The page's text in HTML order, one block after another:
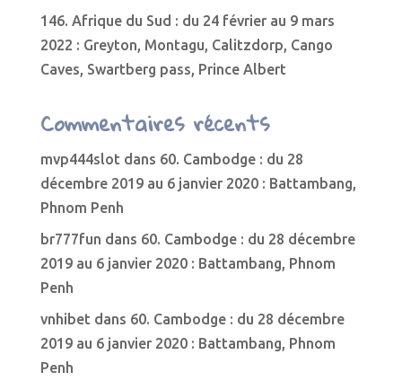
146. Afrique du Sud : du 24 février au 9 mars
2022 : Greyton, Montagu, Calitzdorp, Cango
Caves, Swartberg pass, Prince Albert
Commentaires récents
mvp444slot dans 60. Cambodge : du 28
décembre 2019 au 6 janvier 2020 : Battambang,
Phnom Penh
br777fun dans 60. Cambodge : du 28 décembre
2019 au 6 janvier 2020 : Battambang, Phnom
Penh
vnhibet dans 60. Cambodge : du 28 décembre
2019 au 6 janvier 2020 : Battambang, Phnom
Penh